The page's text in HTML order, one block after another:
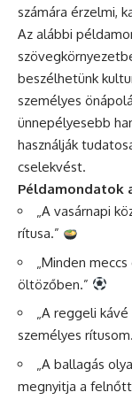
számára érzelmi,
Az alábbi
beszélhetünk
személyes
ünnepélyesebb
használják
cselekvést.
Példamondatok
„A vasárnapi
rítusa.”
„Minden
öltözőben.”
„A reggeli
személyes
„A ballagás
megnyitja a